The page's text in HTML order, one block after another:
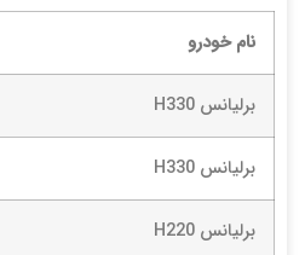
نام خودرو
برلیانس H330
برلیانس H330
برلیانس H220